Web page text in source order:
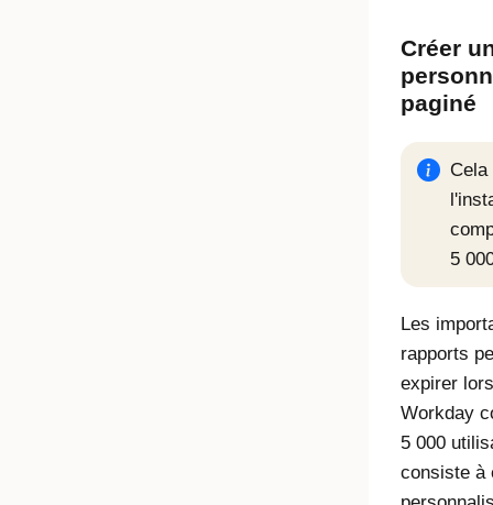
Créer
paginé
Cela
5
Les
rapports
expirer
Workday
5 000
consiste à